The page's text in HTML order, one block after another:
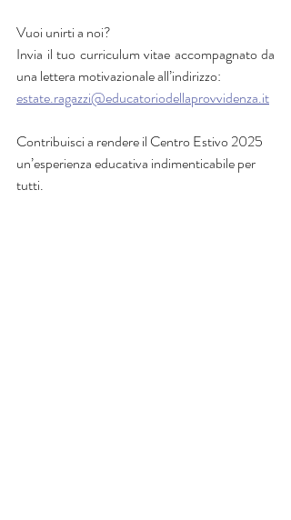
Vuoi unirti a noi?
Invia il tuo curriculum vitae accompagnato da
una lettera motivazionale all’indirizzo:
estate.ragazzi@educatoriodellaprovvidenza.it
Contribuisci a rendere il Centro Estivo 2025
un’esperienza educativa indimenticabile per
tutti.